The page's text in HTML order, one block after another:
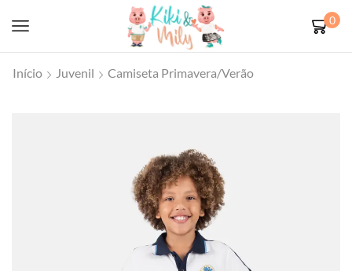
0
Início Juvenil Camiseta Primavera/Verão